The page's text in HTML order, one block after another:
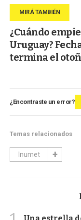
¿Cuándo
Uruguay?
termina el
¿Encontraste un error?
Temas relacionados
Inumet